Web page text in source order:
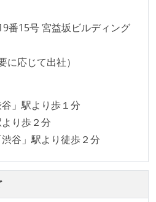
動的にリグレッションテスト
されている
導入して、メンバーが常に確
ードに単体テストを記述、実
入れテストを記述、実施してい
ストコードを記述している
番15号 宮益坂ビルディング
応じて出社）
」駅より歩１分
り歩２分
谷」駅より徒歩２分